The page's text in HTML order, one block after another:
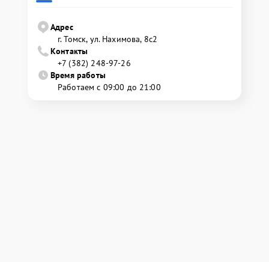
Адрес
г. Томск, ул. Нахимова, 8с2
Контакты
+7 (382) 248-97-26
Время работы
Работаем с 09:00 до 21:00